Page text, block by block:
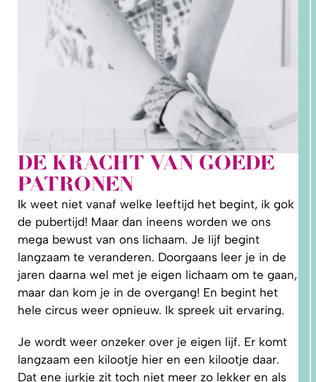
DE KRACHT VAN GOEDE
PATRONEN
Ik weet niet vanaf welke leeftijd het begint, ik gok
de pubertijd! Maar dan ineens worden we ons
mega bewust van ons lichaam. Je lijf begint
langzaam te veranderen. Doorgaans leer je in de
jaren daarna wel met je eigen lichaam om te gaan,
maar dan kom je in de overgang! En begint het
hele circus weer opnieuw. Ik spreek uit ervaring.
Je wordt weer onzeker over je eigen lijf. Er komt
langzaam een kilootje hier en een kilootje daar.
Dat ene jurkje zit toch niet meer zo lekker en als
PAST
NIKS
GOED?
NIET AAN
5.
PRAKTISCHE